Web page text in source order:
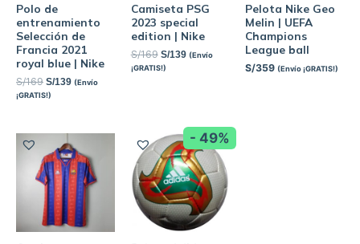
Polo de
entrenamiento
Selección de
Francia 2021
royal blue | Nike
S/169 S/139 (Envío
¡GRATIS!)
Camiseta PSG
2023 special
edition | Nike
S/169 S/139 (Envío
¡GRATIS!)
Pelota Nike Geo
Melin | UEFA
Champions
League ball
S/359 (Envío ¡GRATIS!)
- 49%